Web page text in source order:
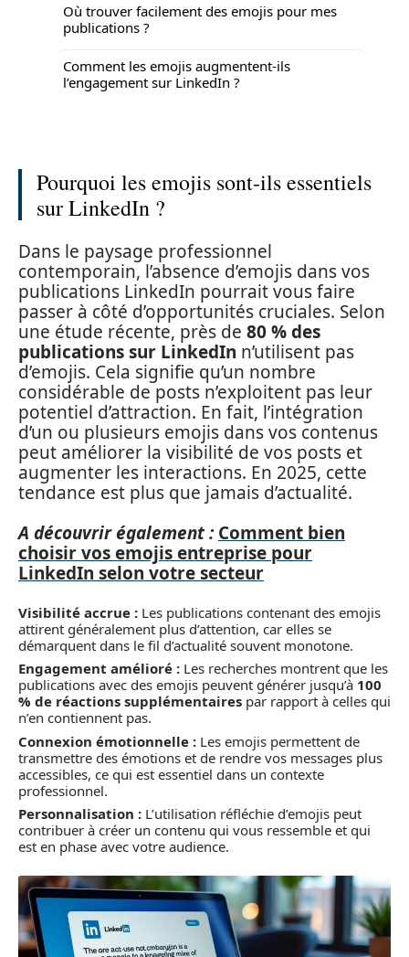
Où trouver facilement des emojis pour mes
publications ?
Comment les emojis augmentent-ils
l’engagement sur LinkedIn ?
Pourquoi les emojis sont-ils essentiels
sur LinkedIn ?
Dans le paysage professionnel
contemporain, l’absence d’emojis dans vos
publications LinkedIn pourrait vous faire
passer à côté d’opportunités cruciales. Selon
une étude récente, près de 80 % des
publications sur LinkedIn n’utilisent pas
d’emojis. Cela signifie qu’un nombre
considérable de posts n’exploitent pas leur
potentiel d’attraction. En fait, l’intégration
d’un ou plusieurs emojis dans vos contenus
peut améliorer la visibilité de vos posts et
augmenter les interactions. En 2025, cette
tendance est plus que jamais d’actualité.
A découvrir également : Comment bien
choisir vos emojis entreprise pour
LinkedIn selon votre secteur
Visibilité accrue : Les publications contenant des emojis
attirent généralement plus d’attention, car elles se
démarquent dans le fil d’actualité souvent monotone.
Engagement amélioré : Les recherches montrent que les
publications avec des emojis peuvent générer jusqu’à 100
% de réactions supplémentaires par rapport à celles qui
n’en contiennent pas.
Connexion émotionnelle : Les emojis permettent de
transmettre des émotions et de rendre vos messages plus
accessibles, ce qui est essentiel dans un contexte
professionnel.
Personnalisation : L’utilisation réfléchie d’emojis peut
contribuer à créer un contenu qui vous ressemble et qui
est en phase avec votre audience.